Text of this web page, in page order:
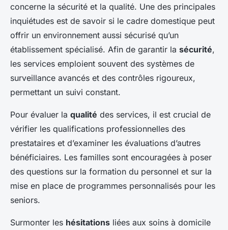
concerne la sécurité et la qualité. Une des principales
inquiétudes est de savoir si le cadre domestique peut
offrir un environnement aussi sécurisé qu’un
établissement spécialisé. Afin de garantir la sécurité,
les services emploient souvent des systèmes de
surveillance avancés et des contrôles rigoureux,
permettant un suivi constant.
Pour évaluer la qualité des services, il est crucial de
vérifier les qualifications professionnelles des
prestataires et d’examiner les évaluations d’autres
bénéficiaires. Les familles sont encouragées à poser
des questions sur la formation du personnel et sur la
mise en place de programmes personnalisés pour les
seniors.
Surmonter les hésitations liées aux soins à domicile